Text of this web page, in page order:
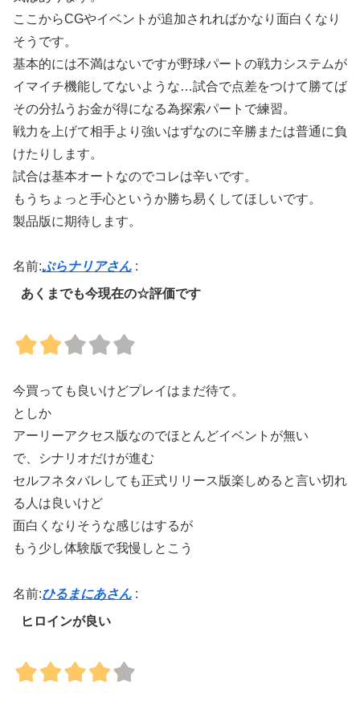
ここからCGやイベントが追加されればかなり面白くなり
そうです。
基本的には不満はないですが野球パートの戦力システムが
イマイチ機能してないような…試合で点差をつけて勝てば
その分払うお金が得になる為探索パートで練習。
戦力を上げて相手より強いはずなのに辛勝または普通に負
けたりします。
試合は基本オートなのでコレは辛いです。
もうちょっと手心というか勝ち易くしてほしいです。
製品版に期待します。
名前:ぷらナリアさん :
あくまでも今現在の☆評価です
今買っても良いけどプレイはまだ待て。
としか
アーリーアクセス版なのでほとんどイベントが無い
で、シナリオだけが進む
セルフネタバレしても正式リリース版楽しめると言い切れ
る人は良いけど
面白くなりそうな感じはするが
もう少し体験版で我慢しとこう
名前:ひるまにあさん :
ヒロインが良い